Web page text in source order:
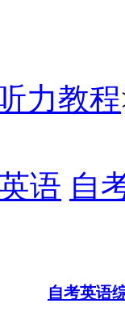
力教程
语 自
自考英语